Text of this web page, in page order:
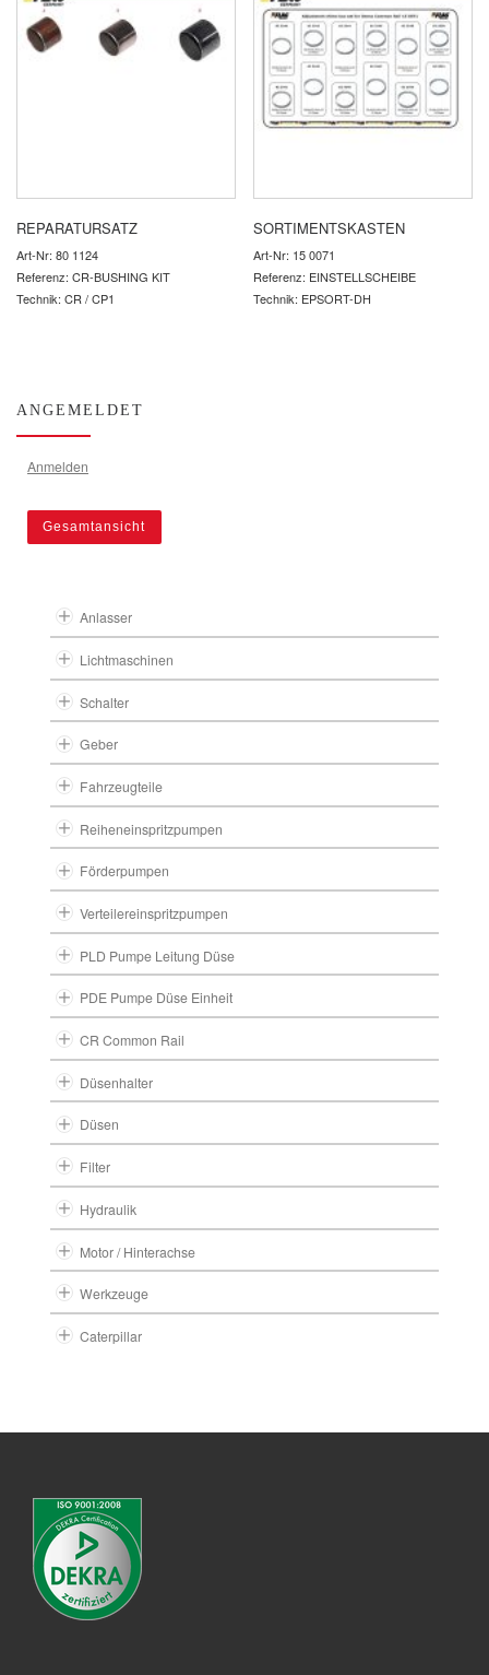
REPARATURSATZ
Art-Nr: 80 1124
Referenz: CR-BUSHING KIT
Technik: CR / CP1
SORTIMENTSKASTEN
Art-Nr: 15 0071
Referenz: EINSTELLSCHEIBE
Technik: EPSORT-DH
ANGEMELDET
Anmelden
Gesamtansicht
Anlasser
Lichtmaschinen
Schalter
Geber
Fahrzeugteile
Reiheneinspritzpumpen
Förderpumpen
Verteilereinspritzpumpen
PLD Pumpe Leitung Düse
PDE Pumpe Düse Einheit
CR Common Rail
Düsenhalter
Düsen
Filter
Hydraulik
Motor / Hinterachse
Werkzeuge
Caterpillar